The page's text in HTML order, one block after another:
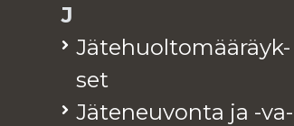
J
Jä­te­huol­to­mää­räyk­
set
Jä­te­neu­von­ta ja -va­